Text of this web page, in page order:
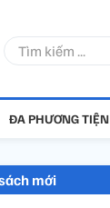
ĐA PHƯƠNG TIỆN
mới